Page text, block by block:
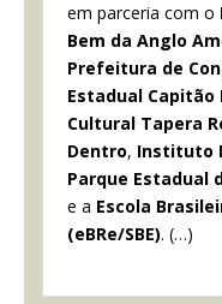
em parceria com o
Bem da Anglo
Prefeitura de
Estadual Capitão
Cultural Tapera
Dentro, Instituto
Parque Estadual
e a Escola
(eBRe/SBE). (…)